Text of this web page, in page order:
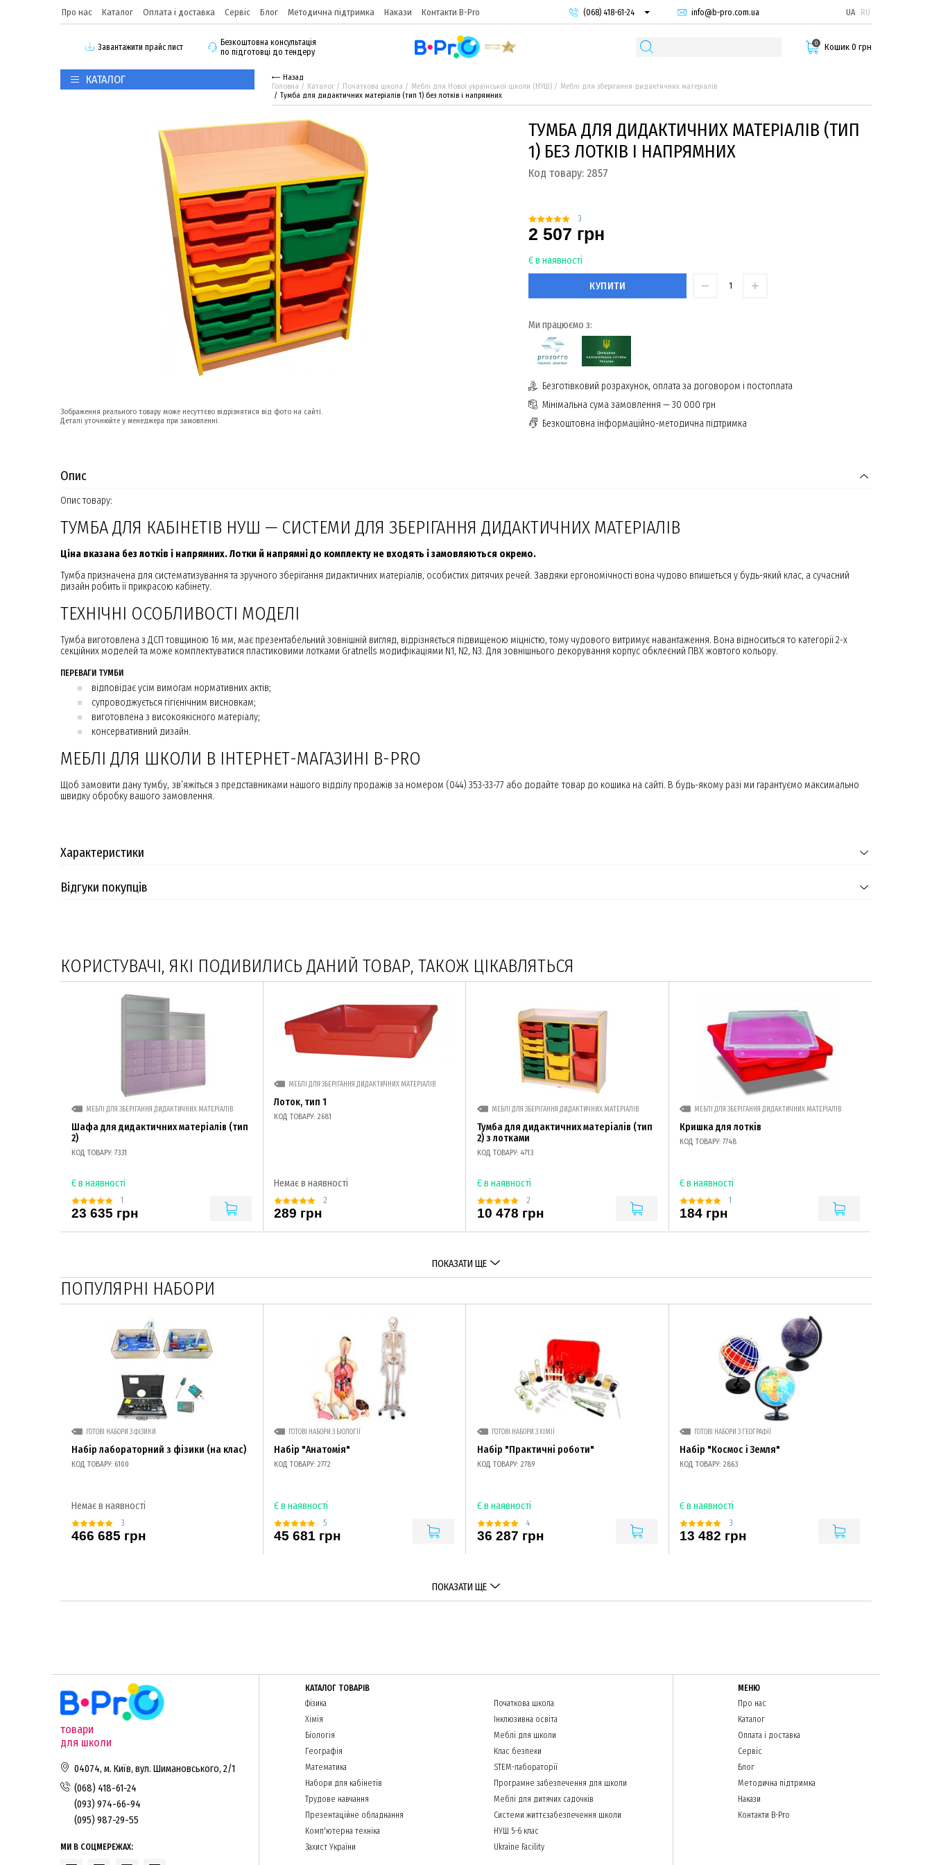
Про нас Каталог Оплата і доставка Сервіс Блог Методична підтримка Накази Контакти B-Pro
(068) 418-61-24
info@b-pro.com.ua UA RU
3авантажити прайс лист
Безкоштовна консультація
по підготовці до тендеру
0 Кошик 0 грн
КАТАЛОГ
Назад
Головна
Каталог Початкова школа Меблі для Нової української школи (НУШ)
Меблі для зберігання дидактичних матеріалів
Тумба для дидактичних матеріалів (тип 1) без лотків і напрямних
Зображення реального товару може несуттєво відрізнятися від фото на сайті.
Деталі уточнюйте у менеджера при замовленні.
ТУМБА ДЛЯ ДИДАКТИЧНИХ МАТЕРІАЛІВ (ТИП
1) БЕЗ ЛОТКІВ І НАПРЯМНИХ
Код товару: 2857
3
2 507 грн
Є в наявності
КУПИТИ
Ми працюємо з:
Безготівковий розрахунок, оплата за договором і постоплата
Мінімальна сума замовлення — 30 000 грн
Безкоштовна інформаційно-методична підтримка
Опис
Опис товару:
ТУМБА ДЛЯ КАБІНЕТІВ НУШ — СИСТЕМИ ДЛЯ ЗБЕРІГАННЯ ДИДАКТИЧНИХ МАТЕРІАЛІВ
Ціна вказана без лотків і напрямних. Лотки й напрямні до комплекту не входять і замовляються окремо.
Тумба призначена для систематизування та зручного зберігання дидактичних матеріалів, особистих дитячих речей. Завдяки ергономічності вона чудово впишеться у будь-який клас, а сучасний
дизайн робить її прикрасою кабінету.
ТЕХНІЧНІ ОСОБЛИВОСТІ МОДЕЛІ
Тумба виготовлена з ДСП товщиною 16 мм, має презентабельний зовнішній вигляд, відрізняється підвищеною міцністю, тому чудового витримує навантаження. Вона відноситься то категорії 2-х
секційних моделей та може комплектуватися пластиковими лотками Gratnells модифікаціями N1, N2, N3. Для зовнішнього декорування корпус обклеєний ПВХ жовтого кольору.
ПЕРЕВАГИ ТУМБИ
відповідає усім вимогам нормативних актів;
супроводжується гігієнічним висновкам;
виготовлена з високоякісного матеріалу;
консервативний дизайн.
МЕБЛІ ДЛЯ ШКОЛИ В ІНТЕРНЕТ-МАГАЗИНІ B-PRO
Щоб замовити дану тумбу, зв’яжіться з представниками нашого відділу продажів за номером (044) 353-33-77 або додайте товар до кошика на сайті. В будь-якому разі ми гарантуємо максимально
швидку обробку вашого замовлення.
Характеристики
Відгуки покупців
КОРИСТУВАЧІ, ЯКІ ПОДИВИЛИСЬ ДАНИЙ ТОВАР, ТАКОЖ ЦІКАВЛЯТЬСЯ
МЕБЛІ ДЛЯ ЗБЕРІГАННЯ ДИДАКТИЧНИХ МАТЕРІАЛІВ
Шафа для дидактичних матеріалів (тип
2)
КОД ТОВАРУ: 7331
Є в наявності
1
23 635 грн
МЕБЛІ ДЛЯ ЗБЕРІГАННЯ ДИДАКТИЧНИХ МАТЕРІАЛІВ
Лоток, тип 1
КОД ТОВАРУ: 2681
Немає в наявності
2
289 грн
МЕБЛІ ДЛЯ ЗБЕРІГАННЯ ДИДАКТИЧНИХ МАТЕРІАЛІВ
Тумба для дидактичних матеріалів (тип
2) з лотками
КОД ТОВАРУ: 4713
Є в наявності
2
10 478 грн
МЕБЛІ ДЛЯ ЗБЕРІГАННЯ ДИДАКТИЧНИХ МАТЕРІАЛІВ
Кришка для лотків
КОД ТОВАРУ: 7748
Є в наявності
1
184 грн
ПОКАЗАТИ ЩЕ
ПОПУЛЯРНІ НАБОРИ
ГОТОВІ НАБОРИ З ФІЗИКИ
Набір лабораторний з фізики (на клас)
КОД ТОВАРУ: 6100
Немає в наявності
3
466 685 грн
ГОТОВІ НАБОРИ З БІОЛОГІЇ
Набір "Анатомія"
КОД ТОВАРУ: 2772
Є в наявності
5
45 681 грн
ГОТОВІ НАБОРИ З ХІМІЇ
Набір "Практичні роботи"
КОД ТОВАРУ: 2789
Є в наявності
4
36 287 грн
ГОТОВІ НАБОРИ З ГЕОГРАФІЇ
Набір "Космос і Земля"
КОД ТОВАРУ: 2863
Є в наявності
3
13 482 грн
ПОКАЗАТИ ЩЕ
товари
для школи
04074, м. Київ, вул. Шимановського, 2/1
(068) 418-61-24
(093) 974-66-94
(095) 987-29-55
МИ В СОЦМЕРЕЖАХ:
КАТАЛОГ ТОВАРІВ
Фізика
Хімія
Біологія
Географія
Математика
Набори для кабінетів
Трудове навчання
Презентаційне обладнання
Комп'ютерна техніка
Захист України
Початкова школа
Інклюзивна освіта
Меблі для школи
Клас безпеки
STEM-лабораторії
Програмне забезпечення для школи
Меблі для дитячих садочків
Системи життєзабезпечення школи
НУШ 5-6 клас
Ukraine Facility
МЕНЮ
Про нас
Каталог
Оплата і доставка
Сервіс
Блог
Методична підтримка
Накази
Контакти B-Pro